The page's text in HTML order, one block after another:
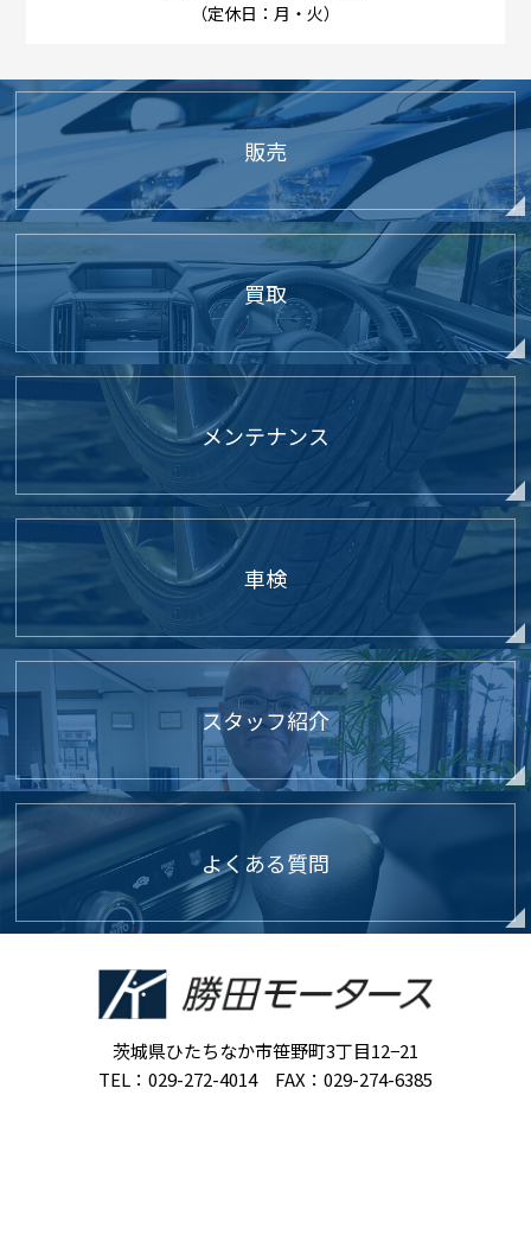
（定休日：月・火）
販売
買取
メンテナンス
車検
スタッフ紹介
よくある質問
茨城県ひたちなか市笹野町3丁目12−21
TEL：029-272-4014 FAX：029-274-6385